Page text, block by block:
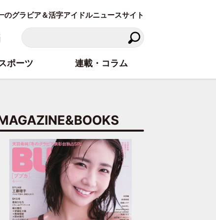
グラビア＆活字アイドルニュースサイト
ポーツ 連載・コラム